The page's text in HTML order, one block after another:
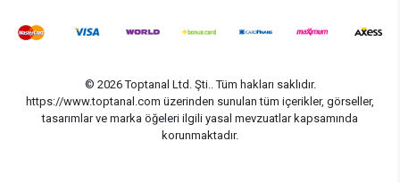
© 2026 Toptanal Ltd. Şti.. Tüm hakları saklıdır.
https://www.toptanal.com üzerinden sunulan tüm içerikler, görseller,
tasarımlar ve marka öğeleri ilgili yasal mevzuatlar kapsamında
korunmaktadır.